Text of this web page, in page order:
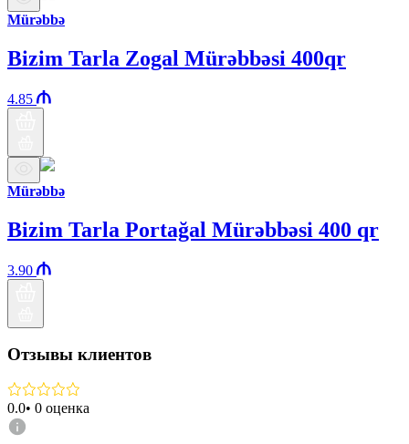
Mürəbbə
Bizim Tarla Zogal Mürəbbəsi 400qr
4.85
Mürəbbə
Bizim Tarla Portağal Mürəbbəsi 400 qr
3.90
Отзывы клиентов
0.0• 0 оценка